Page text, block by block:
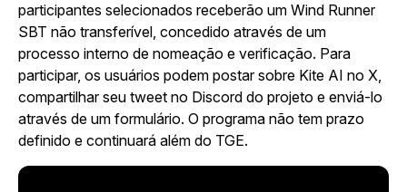
participantes selecionados receberão um Wind Runner
SBT não transferível, concedido através de um
processo interno de nomeação e verificação. Para
participar, os usuários podem postar sobre Kite AI no X,
compartilhar seu tweet no Discord do projeto e enviá-lo
através de um formulário. O programa não tem prazo
definido e continuará além do TGE.